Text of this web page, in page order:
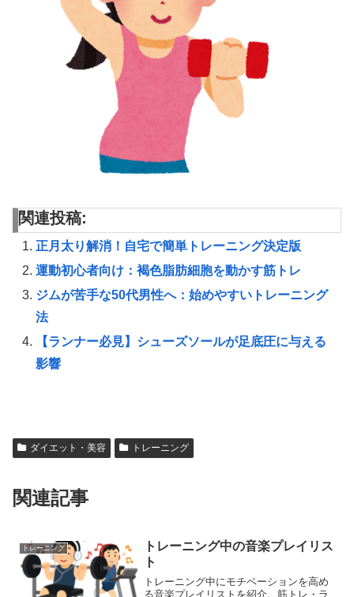
関連投稿:
正月太り解消！自宅で簡単トレーニング決定版
運動初心者向け：褐色脂肪細胞を動かす筋トレ
ジムが苦手な50代男性へ：始めやすいトレーニング
法
【ランナー必見】シューズソールが足底圧に与える
影響
ダイエット・美容 トレーニング
関連記事
トレーニング
トレーニング中の音楽プレイリス
ト
トレーニング中にモチベーションを高め
る音楽プレイリストを紹介。筋トレ・ラ